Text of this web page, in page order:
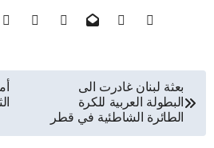
تصفّح
المقالات
بعثة لبنان غادرت الى
البطولة العربية للكرة
الطائرة الشاطئية في قطر